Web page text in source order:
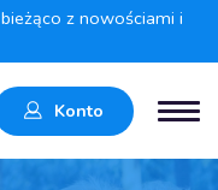
z nowościami i
Konto